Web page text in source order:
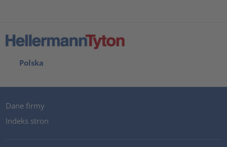
Polska
Dane firmy
Indeks stron